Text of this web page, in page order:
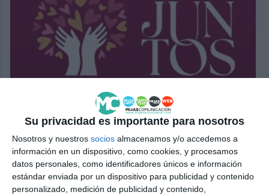
Su privacidad es importante para nosotros
Nosotros y nuestros socios almacenamos y/o accedemos a
información en un dispositivo, como cookies, y procesamos
datos personales, como identificadores únicos e información
estándar enviada por un dispositivo para publicidad y contenido
personalizado, medición de publicidad y contenido,